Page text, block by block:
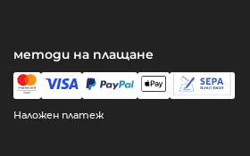
методи на плащане
Наложен платеж